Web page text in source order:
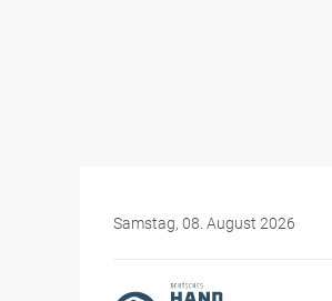
Samstag, 08. August 2026